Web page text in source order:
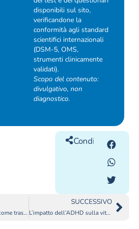
disponibili sul sito,
verificandone la
conformità agli standard
scientifici internazionali
(DSM-5, OMS,
strumenti clinicamente
validati).
Scopo del contenuto:
divulgativo, non
diagnostico.
Condividilo
ADHD e autostima: come trasformare le sfide in punti di forza
SUCCESSIVO
L’impatto dell’ADHD sulla vita sessuale: come comprenderla